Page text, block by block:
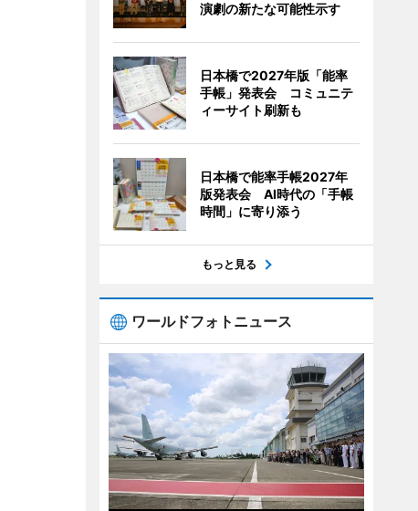
演劇の新たな可能性示す
日本橋で2027年版「能率
手帳」発表会 コミュニテ
ィーサイト刷新も
日本橋で能率手帳2027年
版発表会 AI時代の「手帳
時間」に寄り添う
もっと見る
ワールドフォトニュース